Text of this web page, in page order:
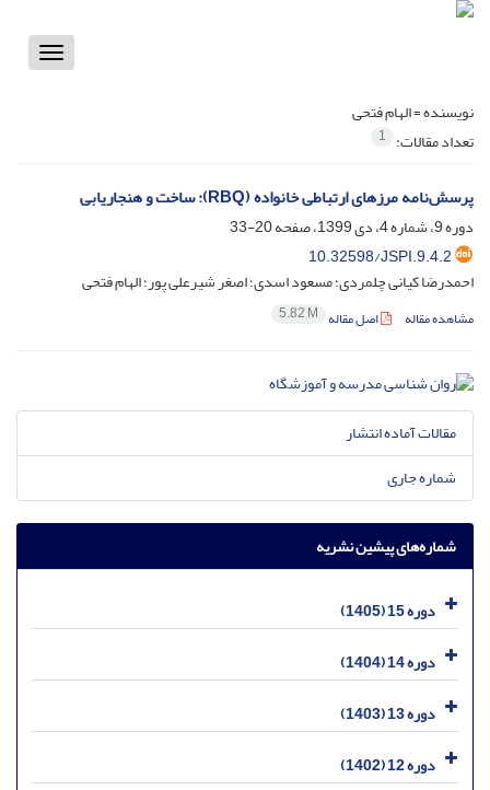
Toggle
نویسنده =الهام فتحی
تعداد مقالات: 1
پرسش‌نامه مرزهای ارتباطی خانواده (RBQ): ساخت و هنجاریابی
دوره 9، شماره 4، دی 1399، صفحه
20-33
10.32598/JSPI.9.4.2
احمدرضا کیانی چلمردی؛ مسعود اسدی؛ اصغر شیرعلی پور؛ الهام فتحی
مشاهده مقاله اصل مقاله 5.82 M
مقالات آماده انتشار
شماره جاری
شماره‌های پیشین نشریه
دوره 15 (1405)
دوره 14 (1404)
دوره 13 (1403)
دوره 12 (1402)